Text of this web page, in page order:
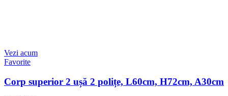
Vezi acum
Favorite
Corp superior 2 ușă 2 polițe, L60cm, H72cm, A30cm